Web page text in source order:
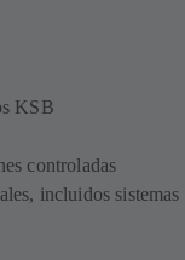
KSB
controladas
incluidos sistemas